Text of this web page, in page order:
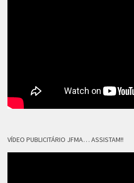
VÍDEO PUBLICITÁRIO JFMA… ASSISTAM!!